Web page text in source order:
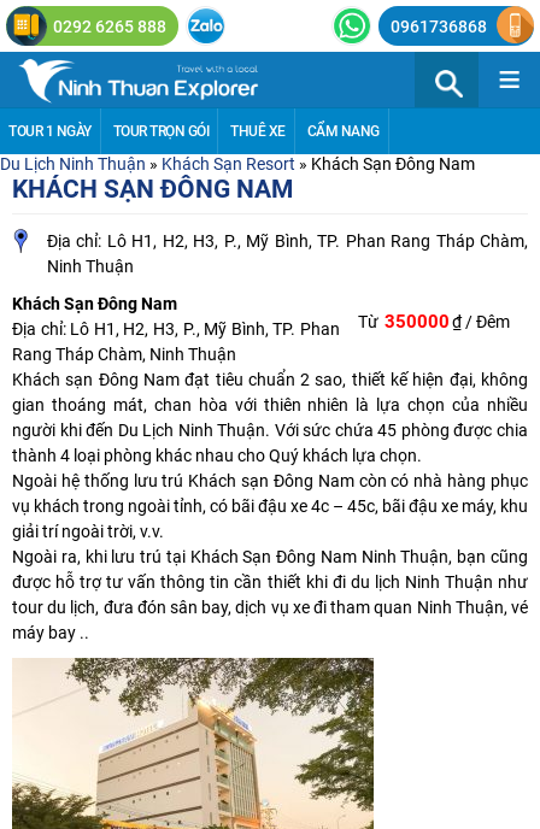
0292 6265 888 0961736868
≡
TOUR 1 NGÀY TOUR TRỌN GÓI THUÊ XE CẨM NANG
Du Lịch Ninh Thuận » Khách Sạn Resort » Khách Sạn Đông Nam
KHÁCH SẠN ĐÔNG NAM
Địa chỉ: Lô H1, H2, H3, P., Mỹ Bình, TP. Phan Rang Tháp Chàm,
Ninh Thuận
Từ 350000₫ / Đêm
Khách Sạn Đông Nam
Địa chỉ: Lô H1, H2, H3, P., Mỹ Bình, TP. Phan
Rang Tháp Chàm, Ninh Thuận
Khách sạn Đông Nam đạt tiêu chuẩn 2 sao, thiết kế hiện đại, không
gian thoáng mát, chan hòa với thiên nhiên là lựa chọn của nhiều
người khi đến Du Lịch Ninh Thuận. Với sức chứa 45 phòng được chia
thành 4 loại phòng khác nhau cho Quý khách lựa chọn.
Ngoài hệ thống lưu trú Khách sạn Đông Nam còn có nhà hàng phục
vụ khách trong ngoài tỉnh, có bãi đậu xe 4c – 45c, bãi đậu xe máy, khu
giải trí ngoài trời, v.v.
Ngoài ra, khi lưu trú tại Khách Sạn Đông Nam Ninh Thuận, bạn cũng
được hỗ trợ tư vấn thông tin cần thiết khi đi du lịch Ninh Thuận như
tour du lịch, đưa đón sân bay, dịch vụ xe đi tham quan Ninh Thuận, vé
máy bay ..